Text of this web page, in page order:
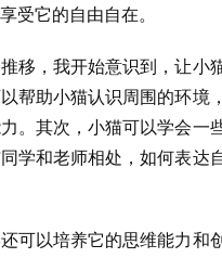
受它的自由自在。
移，我开始意识到，让小
帮助小猫认识周围的环境
。其次，小猫可以学会一
学和老师相处，如何表达
可以培养它的思维能力和